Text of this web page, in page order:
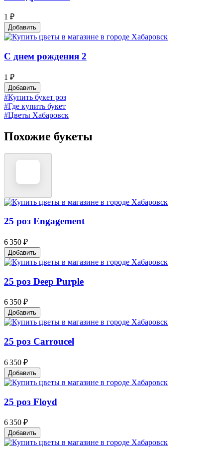
1 ₽
Добавить
С днем рождения 2
1 ₽
Добавить
#Купить букет роз
#Где купить букет
#Цветы Хабаровск
Похожие букеты
25 роз Engagement
6 350 ₽
Добавить
25 роз Deep Purple
6 350 ₽
Добавить
25 роз Carroucel
6 350 ₽
Добавить
25 роз Floyd
6 350 ₽
Добавить